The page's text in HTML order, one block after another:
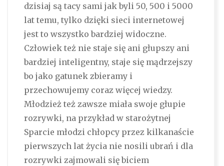
dzisiaj są tacy sami jak byli 50, 500 i 5000
lat temu, tylko dzięki sieci internetowej
jest to wszystko bardziej widoczne.
Człowiek też nie staje się ani głupszy ani
bardziej inteligentny, staje się mądrzejszy
bo jako gatunek zbieramy i
przechowujemy coraz więcej wiedzy.
Młodzież też zawsze miała swoje głupie
rozrywki, na przykład w starożytnej
Sparcie młodzi chłopcy przez kilkanaście
pierwszych lat życia nie nosili ubrań i dla
rozrywki zajmowali się biciem